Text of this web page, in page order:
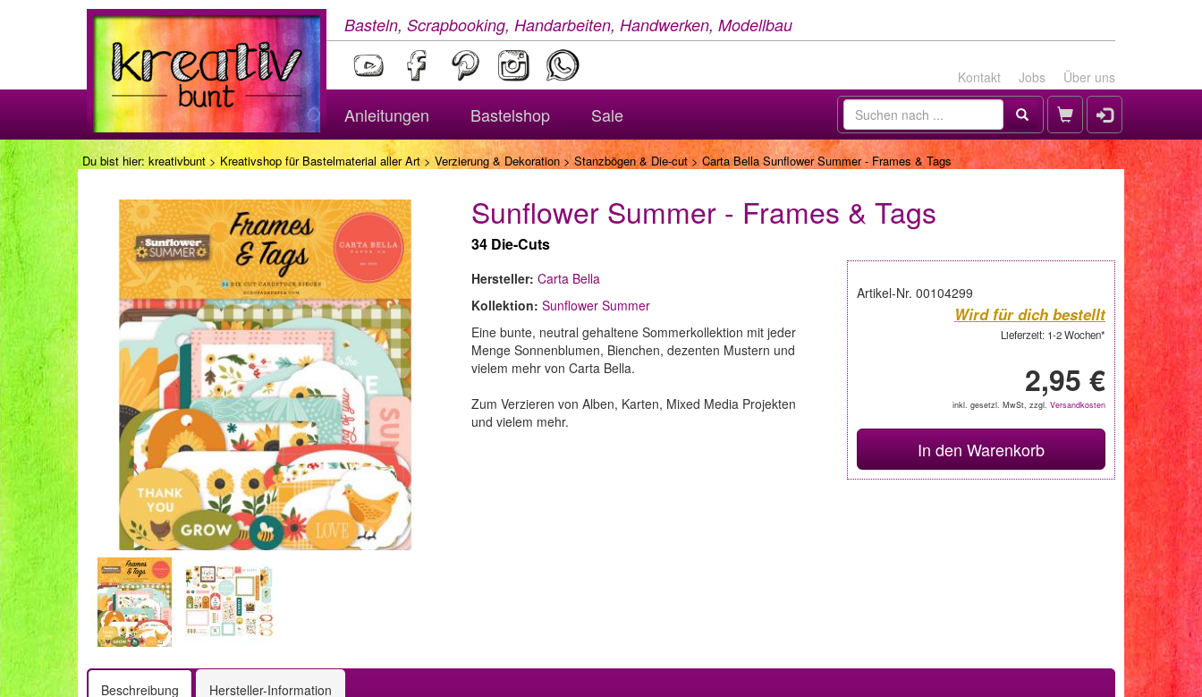
Basteln, Scrapbooking, Handarbeiten, Handwerken, Modellbau
Kontakt Jobs Über uns
Anleitungen Bastelshop Sale
Du bist hier: kreativbunt > Kreativshop für Bastelmaterial aller Art> Verzierung & Dekoration>Stanzbögen & Die-cut> Carta Bella Sunflower Summer - Frames & Tags
Sunflower Summer - Frames & Tags
34 Die-Cuts
Artikel-Nr. 00104299
Wird für dich bestellt
Lieferzeit: 1-2 Wochen*
2,95 €
inkl. gesetzl. MwSt, zzgl. Versandkosten
In den Warenkorb
Hersteller: Carta Bella
Kollektion: Sunflower Summer
Eine bunte, neutral gehaltene Sommerkollektion mit jeder
Menge Sonnenblumen, Bienchen, dezenten Mustern und
vielem mehr von Carta Bella.
Zum Verzieren von Alben, Karten, Mixed Media Projekten
und vielem mehr.
Beschreibung Hersteller-Information